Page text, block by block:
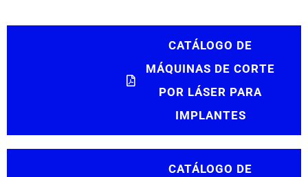
CATÁLOGO DE
MÁQUINAS DE CORTE
POR LÁSER PARA
IMPLANTES
CATÁLOGO DE